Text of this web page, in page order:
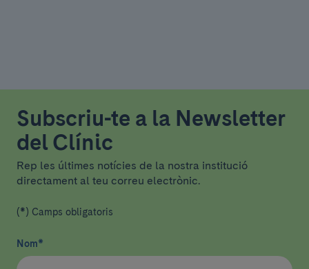
Subscriu-te a la Newsletter
del Clínic
Rep les últimes notícies de la nostra institució
directament al teu correu electrònic.
(*) Camps obligatoris
Nom*